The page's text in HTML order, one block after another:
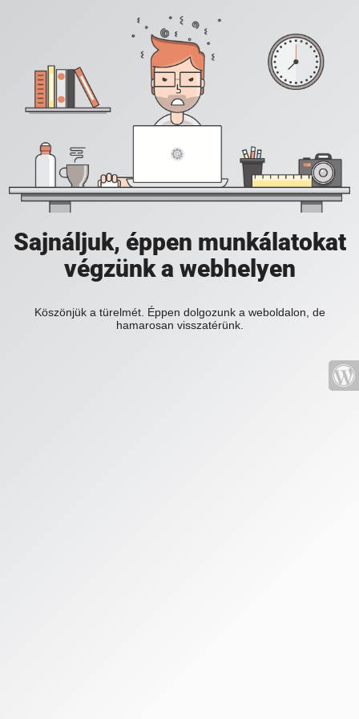
Sajnáljuk, éppen munkálatokat
végzünk a webhelyen
Köszönjük a türelmét. Éppen dolgozunk a weboldalon, de
hamarosan visszatérünk.